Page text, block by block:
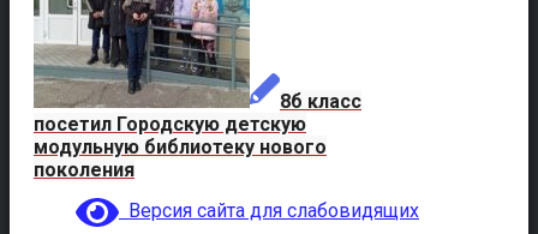
8б класс
посетил Городскую детскую
модульную библиотеку нового
поколения
Версия сайта для слабовидящих